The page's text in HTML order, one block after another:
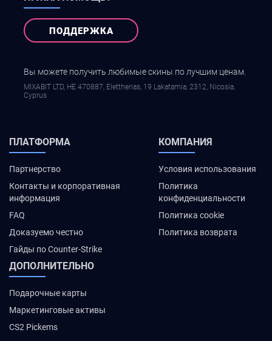
ПОДДЕРЖКА
Вы можете получить любимые скины по лучшим ценам.
MIXABIT LTD, ΗΕ 470887, Elettherias, 19 Lakatamia, 2312, Nicosia,
Cyprus
ПЛАТФОРМА
Партнерство
Контакты и корпоративная
информация
FAQ
Доказуемо честно
Гайды по Counter-Strike
КОМПАНИЯ
Условия использования
Политика
конфиденциальности
Политика cookie
Политика возврата
ДОПОЛНИТЕЛЬНО
Подарочные карты
Маркетинговые активы
CS2 Pickems